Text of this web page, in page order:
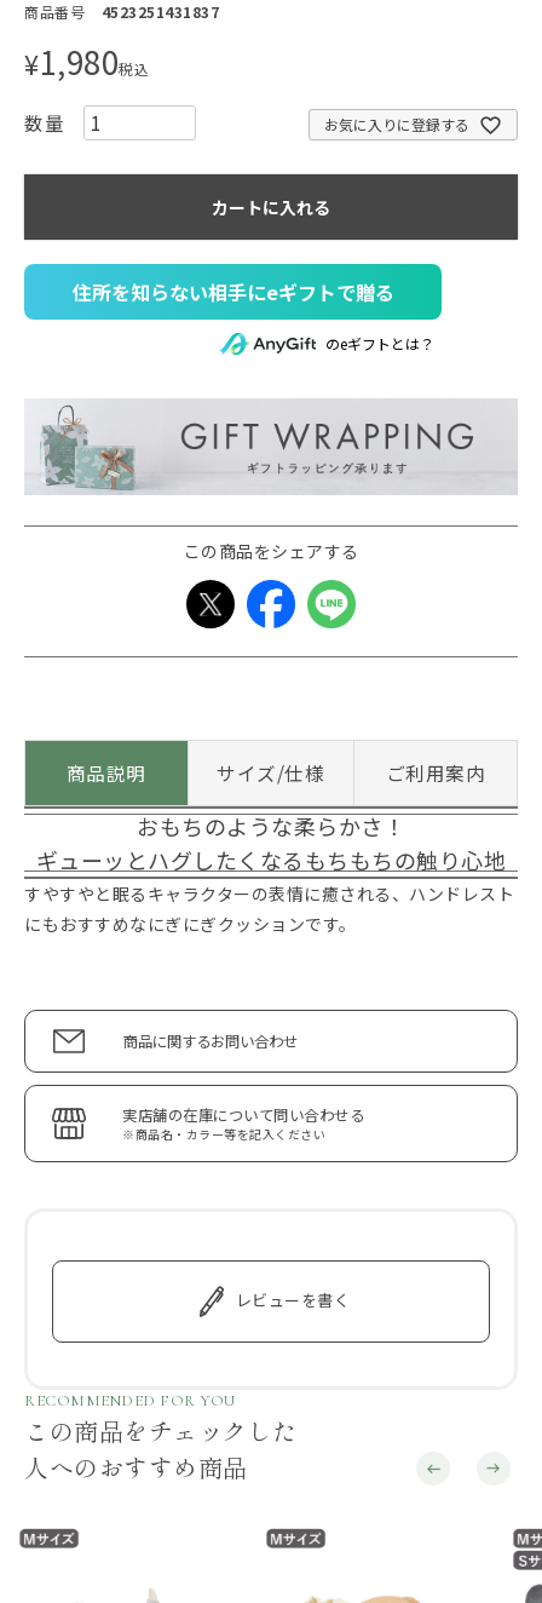
商品番号 4523251431837
¥1,980税込
お気に入りに登録する
カートに入れる
住所を知らない相手にeギフトで贈る
のeギフトとは？
この商品をシェアする
商品説明 サイズ/仕様 ご利用案内
おもちのような柔らかさ！
ギューッとハグしたくなるもちもちの触り心地
すやすやと眠るキャラクターの表情に癒される、ハンドレスト
にもおすすめなにぎにぎクッションです。
商品に関するお問い合わせ
実店舗の在庫について問い合わせる
※商品名・カラー等を記入ください
レビューを書く
RECOMMENDED FOR YOU
この商品をチェックした
人へのおすすめ商品